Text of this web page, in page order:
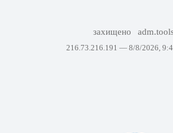
захищено
216.73.216.191 — 8/8/2026,